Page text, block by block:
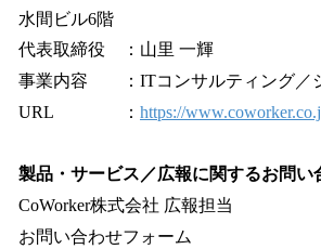
水間ビル6階
代表取締役 ：山里 一輝
事業内容 ：ITコンサルティング／
URL ： https://
製品・サービス／広報に関するお問い
CoWorker株式会社 広報担当
お問い合わせフォーム